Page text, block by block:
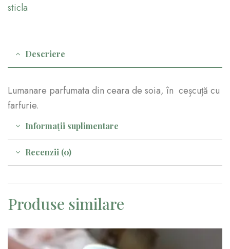
sticla
Descriere
Lumanare parfumata din ceara de soia, în ceșcuță cu
farfurie.
Informații suplimentare
Recenzii (0)
Produse similare